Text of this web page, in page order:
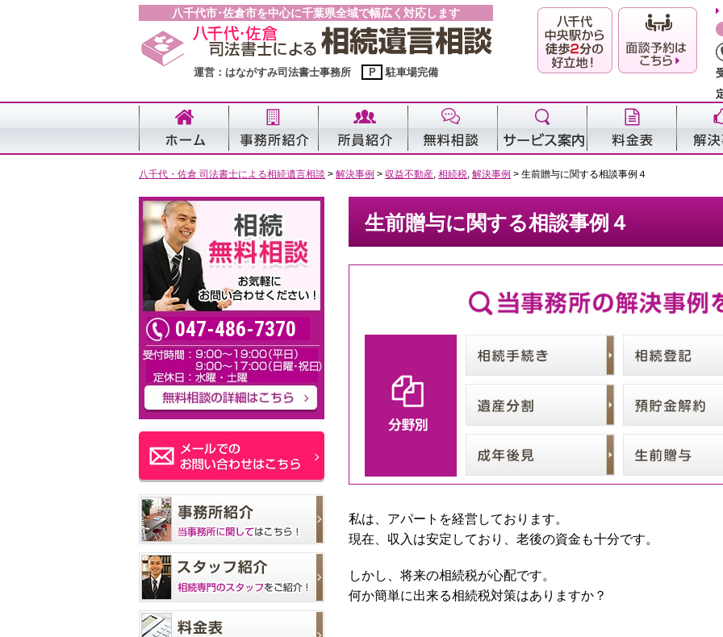
八千代市･佐倉市を中心に千葉県全域で幅広く対応します
運営：はながすみ司法書士事務所 P 駐車場完備
八千代・佐倉 司法書士による相続遺言相談 > 解決事例 > 収益不動産, 相続税, 解決事例 > 生前贈与に関する相談事例４
生前贈与に関する相談事例４
私は、アパートを経営しております。
現在、収入は安定しており、老後の資金も十分です。
しかし、将来の相続税が心配です。
何か簡単に出来る相続税対策はありますか？
047-486-7370